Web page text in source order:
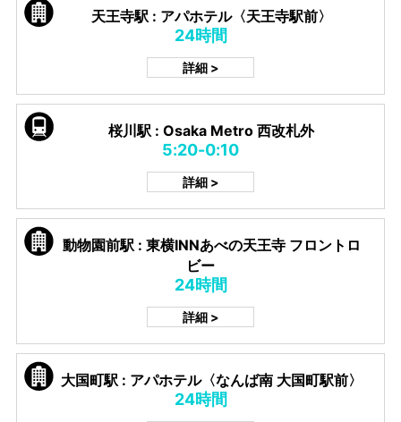
天王寺駅 : アパホテル〈天王寺駅前〉
24時間
詳細 >
桜川駅 : Osaka Metro 西改札外
5:20-0:10
詳細 >
動物園前駅 : 東横INNあべの天王寺 フロントロ
ビー
24時間
詳細 >
大国町駅 : アパホテル〈なんば南 大国町駅前〉
24時間